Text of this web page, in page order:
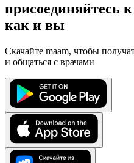
присоединяйтесь
как и вы
Скачайте maam, чтобы
и общаться с врачами